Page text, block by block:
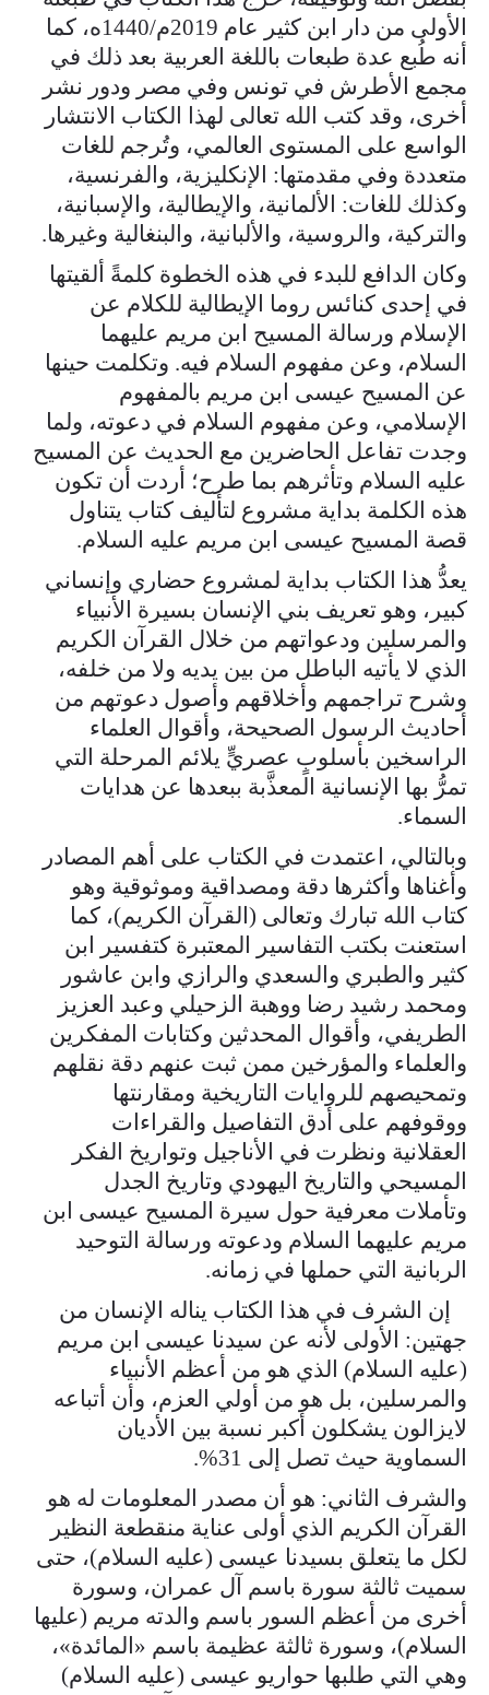
الأولى من دار ابن كثير عام 2019م/1440ه، كما
أنه طُبع عدة طبعات باللغة العربية بعد ذلك في
مجمع الأطرش في تونس وفي مصر ودور نشر
أخرى، وقد كتب الله تعالى لهذا الكتاب الانتشار
الواسع على المستوى العالمي، وتُرجم للغات
متعددة وفي مقدمتها: الإنكليزية، والفرنسية،
وكذلك للغات: الألمانية، والإيطالية، والإسبانية،
والتركية، والروسية، والألبانية، والبنغالية وغيرها.
وكان الدافع للبدء في هذه الخطوة كلمةً ألقيتها
في إحدى كنائس روما الإيطالية للكلام عن
الإسلام ورسالة المسيح ابن مريم عليهما
السلام، وعن مفهوم السلام فيه. وتكلمت حينها
عن المسيح عيسى ابن مريم بالمفهوم
الإسلامي، وعن مفهوم السلام في دعوته، ولما
وجدت تفاعل الحاضرين مع الحديث عن المسيح
عليه السلام وتأثرهم بما طرح؛ أردت أن تكون
هذه الكلمة بداية مشروع لتأليف كتاب يتناول
قصة المسيح عيسى ابن مريم عليه السلام.
يعدُّ هذا الكتاب بداية لمشروع حضاري وإنساني
كبير، وهو تعريف بني الإنسان بسيرة الأنبياء
والمرسلين ودعواتهم من خلال القرآن الكريم
الذي لا يأتيه الباطل من بين يديه ولا من خلفه،
وشرح تراجمهم وأخلاقهم وأصول دعوتهم من
أحاديث الرسول الصحيحة، وأقوال العلماء
الراسخين بأسلوبٍ عصريٍّ يلائم المرحلة التي
تمرُّ بها الإنسانية المعذَّبة ببعدها عن هدايات
السماء.
وبالتالي، اعتمدت في الكتاب على أهم المصادر
وأغناها وأكثرها دقة ومصداقية وموثوقية وهو
كتاب الله تبارك وتعالى (القرآن الكريم)، كما
استعنت بكتب التفاسير المعتبرة كتفسير ابن
كثير والطبري والسعدي والرازي وابن عاشور
ومحمد رشيد رضا ووهبة الزحيلي وعبد العزيز
الطريفي، وأقوال المحدثين وكتابات المفكرين
والعلماء والمؤرخين ممن ثبت عنهم دقة نقلهم
وتمحيصهم للروايات التاريخية ومقارنتها
ووقوفهم على أدق التفاصيل والقراءات
العقلانية ونظرت في الأناجيل وتواريخ الفكر
المسيحي والتاريخ اليهودي وتاريخ الجدل
وتأملات معرفية حول سيرة المسيح عيسى ابن
مريم عليهما السلام ودعوته ورسالة التوحيد
الربانية التي حملها في زمانه.
إن الشرف في هذا الكتاب يناله الإنسان من
جهتين: الأولى لأنه عن سيدنا عيسى ابن مريم
(عليه السلام) الذي هو من أعظم الأنبياء
والمرسلين، بل هو من أولي العزم، وأن أتباعه
لايزالون يشكلون أكبر نسبة بين الأديان
السماوية حيث تصل إلى 31%.
والشرف الثاني: هو أن مصدر المعلومات له هو
القرآن الكريم الذي أولى عناية منقطعة النظير
لكل ما يتعلق بسيدنا عيسى (عليه السلام)، حتى
سميت ثالثة سورة باسم آل عمران، وسورة
أخرى من أعظم السور باسم والدته مريم (عليها
السلام)، وسورة ثالثة عظيمة باسم «المائدة»،
وهي التي طلبها حواريو عيسى (عليه السلام)